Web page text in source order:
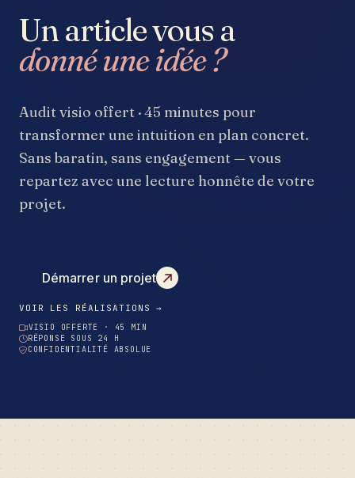
Un article vous a
donné une idée ?
Audit visio offert · 45 minutes pour
transformer une intuition en plan concret.
Sans baratin, sans engagement — vous
repartez avec une lecture honnête de votre
projet.
Démarrer un projet
VOIR LES RÉALISATIONS →
VISIO OFFERTE · 45 MIN
RÉPONSE SOUS 24 H
CONFIDENTIALITÉ ABSOLUE